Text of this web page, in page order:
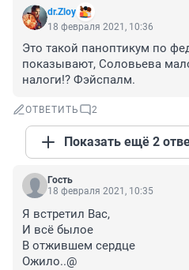
dr.Zloy
18 февраля 2021, 10:36
Это такой паноптикум по
показывают, Соловьева
налоги!? Фэйспалм.
ОТВЕТИТЬ 2
Показать ещё 2
Гость
18 февраля 2021, 10:35
Я встретил Вас,
И всё былое
В отжившем сердце
Ожило..@